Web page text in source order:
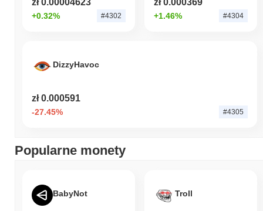
zł 0.00004623
+0.32% #4302
zł 0.000369
+1.46% #4304
DizzyHavoc
zł 0.000591
-27.45% #4305
Popularne monety
BabyNot Troll